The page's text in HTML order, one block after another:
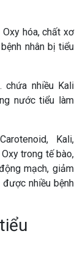
hóa, chất xơ
nhân bị tiểu
chứa nhiều Kali
nước tiểu làm
Kali,
trong tế bào,
mạch, giảm
nhiều bệnh